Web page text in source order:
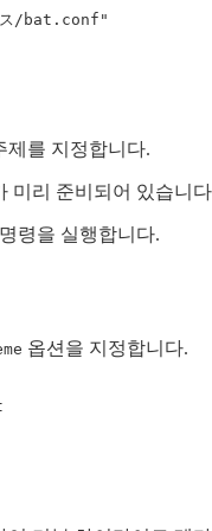
ス/bat.conf"
제를 지정합니다.
미리 준비되어 있습니
령을 실행합니다.
옵션을 지정합니다.